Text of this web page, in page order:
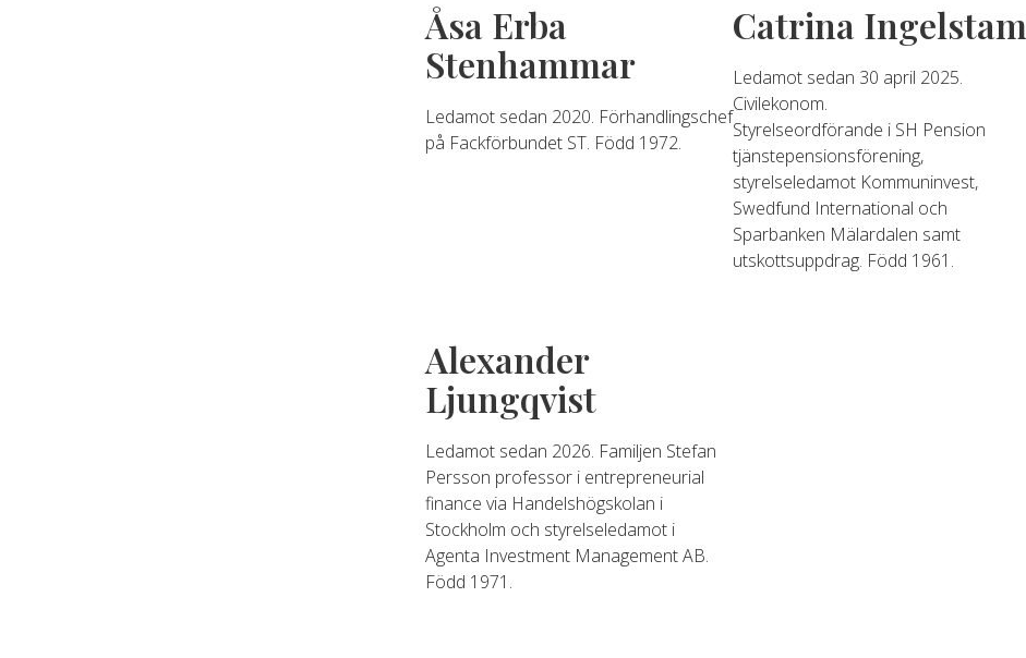
Åsa Erba
Stenhammar
Ledamot sedan 2020. Förhandlingschef
på Fackförbundet ST. Född 1972.
Catrina Ingelstam
Ledamot sedan 30 april 2025.
Civilekonom.
Styrelseordförande i SH Pension
tjänstepensionsförening,
styrelseledamot Kommuninvest,
Swedfund International och
Sparbanken Mälardalen samt
utskottsuppdrag. Född 1961.
Alexander
Ljungqvist
Ledamot sedan 2026. Familjen Stefan
Persson professor i entrepreneurial
finance via Handelshögskolan i
Stockholm och styrelseledamot i
Agenta Investment Management AB.
Född 1971.